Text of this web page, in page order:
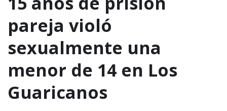
pareja violó
sexualmente una
menor de 14 en Los
Guaricanos